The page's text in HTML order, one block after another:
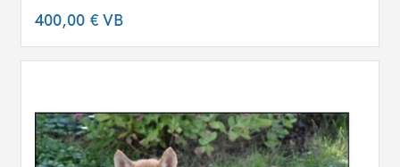
400,00 €VB